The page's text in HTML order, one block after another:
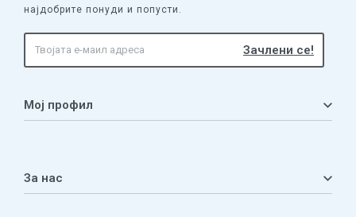
најдобрите понуди и попусти.
Мој профил
Листа на желби
За нас